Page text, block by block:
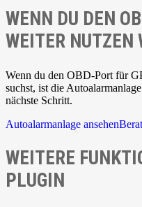
WENN DU DEN
WEITER NUTZEN
Wenn du den OBD-Port für
suchst, ist die
nächste Schritt.
Autoalarmanlage ansehen
WEITERE
PLUGIN